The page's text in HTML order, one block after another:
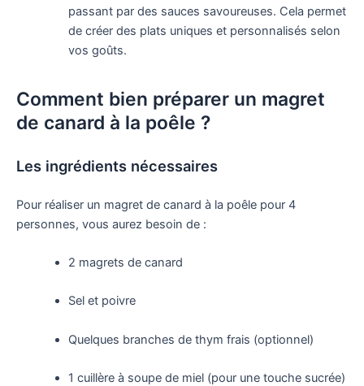
passant par des sauces savoureuses. Cela permet
de créer des plats uniques et personnalisés selon
vos goûts.
Comment bien préparer un magret
de canard à la poêle ?
Les ingrédients nécessaires
Pour réaliser un magret de canard à la poêle pour 4
personnes, vous aurez besoin de :
2 magrets de canard
Sel et poivre
Quelques branches de thym frais (optionnel)
1 cuillère à soupe de miel (pour une touche sucrée)